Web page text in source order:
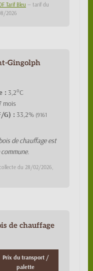
Tarif Bleu — tarif du
2026
Gingolph
: 3,2°C
mois
G) : 33,2% (9161
de chauffage est
du 28/02/2026,
de chauffage
Prix du transport /
palette